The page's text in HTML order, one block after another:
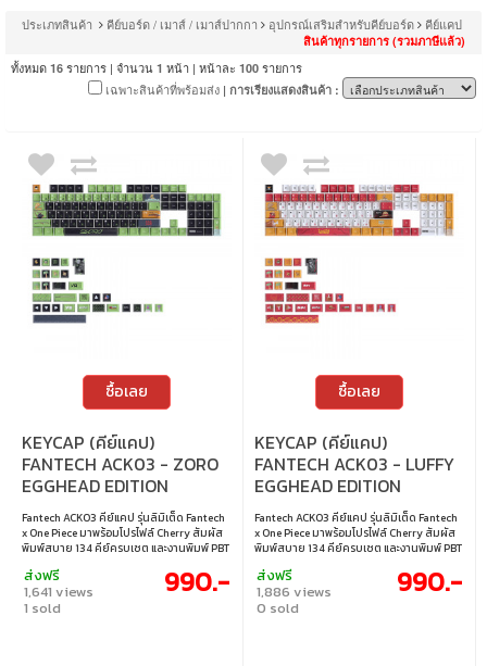
ประเภทสินค้า คีย์บอร์ด / เมาส์ / เมาส์ปากกา อุปกรณ์เสริมสำหรับคีย์บอร์ด คีย์แคป
สินค้าทุกรายการ (รวมภาษีแล้ว)
ทั้งหมด 16 รายการ | จำนวน 1 หน้า | หน้าละ 100 รายการ
เฉพาะสินค้าที่พร้อมส่ง | การเรียงแสดงสินค้า :
ซื้อเลย
KEYCAP (คีย์แคป)
FANTECH ACK03 - ZORO
EGGHEAD EDITION
Fantech ACK03 คีย์แคป รุ่นลิมิเต็ด Fantech
x One Piece มาพร้อมโปรไฟล์ Cherry สัมผัส
พิมพ์สบาย 134 คีย์ครบเซต และงานพิมพ์ PBT
การผจญภัยได้ชัดเจน เหมาะทั้งสายสะสมและ
สายแต่งคีย์บอร์ดที่อยากเพิ่มความเป็น One
Piece
ส่งฟรี
1,641 views
1 sold
990.-
ซื้อเลย
KEYCAP (คีย์แคป)
FANTECH ACK03 - LUFFY
EGGHEAD EDITION
Fantech ACK03 คีย์แคป รุ่นลิมิเต็ด Fantech
x One Piece มาพร้อมโปรไฟล์ Cherry สัมผัส
พิมพ์สบาย 134 คีย์ครบเซต และงานพิมพ์ PBT
การผจญภัยได้ชัดเจน เหมาะทั้งสายสะสมและ
สายแต่งคีย์บอร์ดที่อยากเพิ่มความเป็น One
Piece
ส่งฟรี
1,886 views
0 sold
990.-